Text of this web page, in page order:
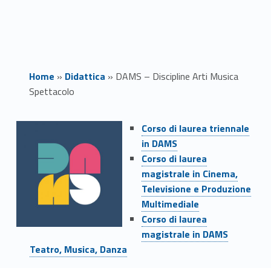
Home » Didattica » DAMS – Discipline Arti Musica
Spettacolo
–
Link identifier #identifier__126181-1
Corso di laurea triennale
in DAMS
Link identifier #identifier__145796-2
Corso di laurea
magistrale in Cinema,
Televisione e Produzione
Multimediale
Link identifier #identifier__109366-3
Corso di laurea
magistrale in DAMS
Teatro, Musica, Danza